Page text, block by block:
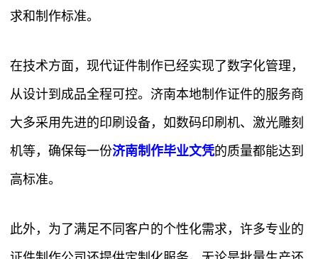
求和制作标准。
在技术方面，现代证件制作已经实现了数字化管理，
从设计到成品全程可控。济南本地制作证件的服务商
大多采用先进的印刷设备，如数码印刷机、激光雕刻
机等，确保每一份济南制作毕业文凭的质量都能达到
高标准。
此外，为了满足不同客户的个性化需求，许多专业的